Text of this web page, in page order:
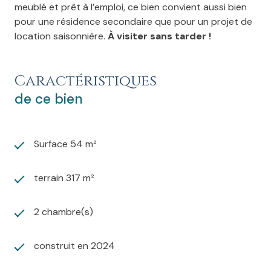
meublé et prêt à l’emploi, ce bien convient aussi bien
pour une résidence secondaire que pour un projet de
location saisonnière. À visiter sans tarder !
Caractéristiques
de ce bien
Surface 54 m²
terrain 317 m²
2 chambre(s)
construit en 2024